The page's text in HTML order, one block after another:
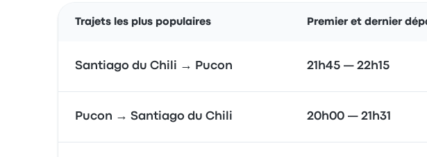
Trajets les plus populaires Premier et dernier
Santiago du Chili → Pucon 21h45 — 22h15
Pucon → Santiago du Chili 20h00 — 21h31